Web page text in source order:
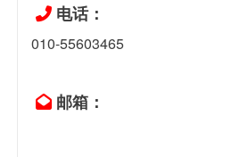
电话：
010-55603465
邮箱：